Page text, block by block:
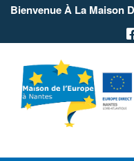
Bienvenue À La Maison